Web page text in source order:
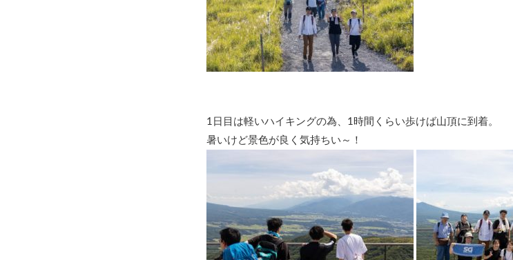
1日目は軽いハイキングの為、1時間くらい歩けば山頂に到着。
暑いけど景色が良く気持ちい～！